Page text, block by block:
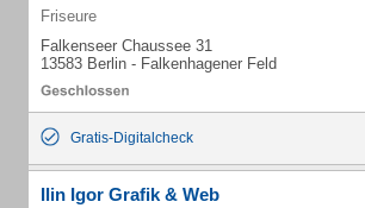
Friseure
Falkenseer Chaussee 31
13583 Berlin - Falkenhagener Feld
Gratis-Digitalcheck
Ilin Igor Grafik & Web